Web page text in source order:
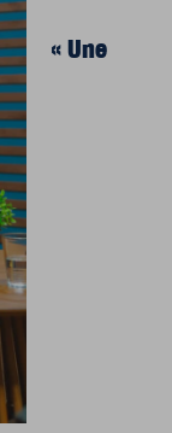
« Une